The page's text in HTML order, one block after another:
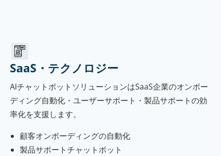
SaaS・テクノロジー
AIチャットボットソリューションはSaaS企業のオンボー
ディング自動化・ユーザーサポート・製品サポートの効
率化を支援します。
顧客オンボーディングの自動化
製品サポートチャットボット